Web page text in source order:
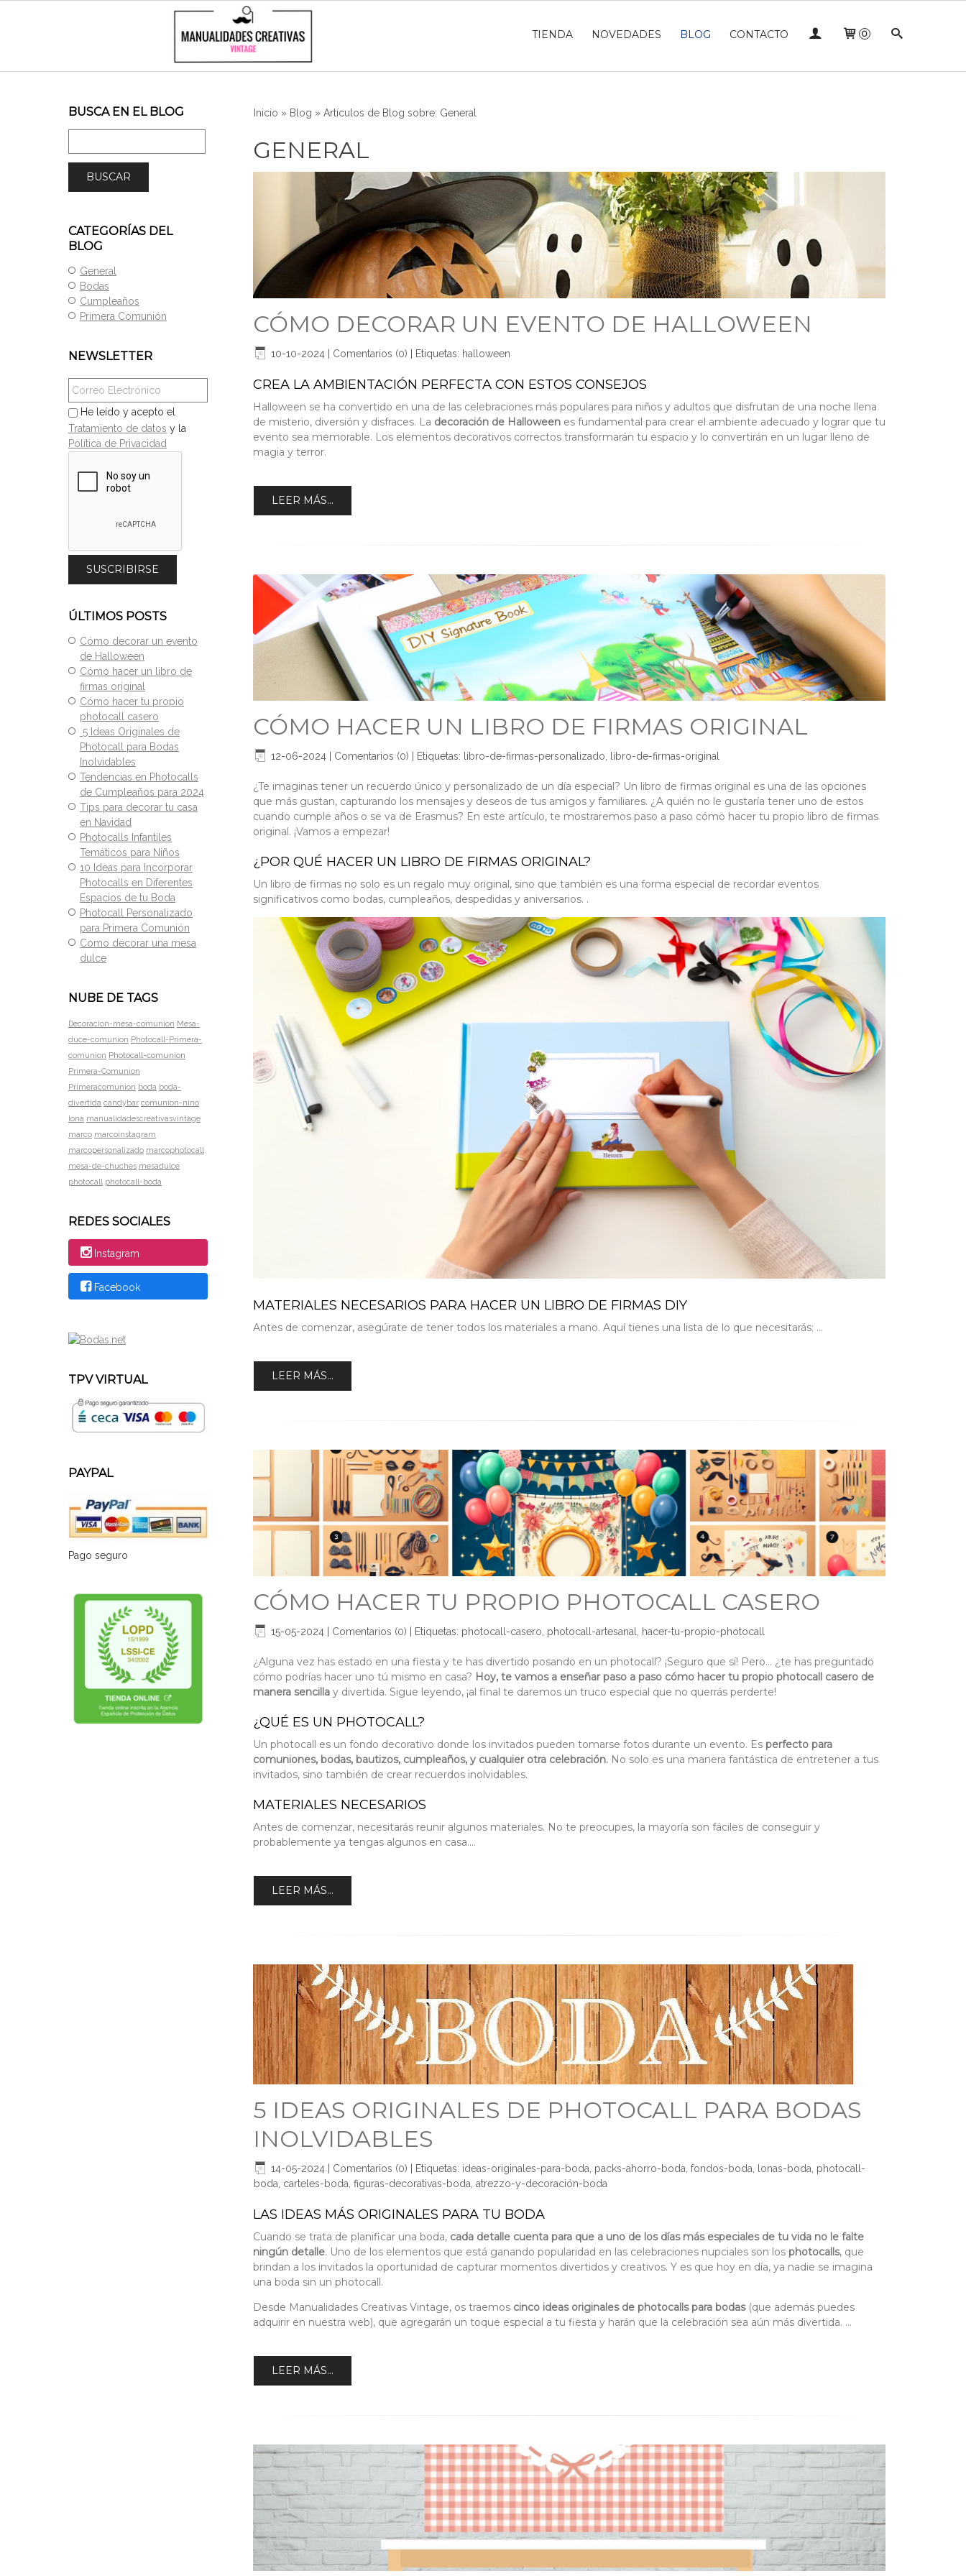
TIENDA NOVEDADES BLOG CONTACTO 0
BUSCA EN EL BLOG
CATEGORÍAS DEL
BLOG
General
Bodas
Cumpleaños
Primera Comunión
NEWSLETTER
He leído y acepto el
Tratamiento de datos y la
Política de Privacidad
ÚLTIMOS POSTS
Cómo decorar un evento
de Halloween
Cómo hacer un libro de
firmas original
Cómo hacer tu propio
photocall casero
5 Ideas Originales de
Photocall para Bodas
Inolvidables
Tendencias en Photocalls
de Cumpleaños para 2024
Tips para decorar tu casa
en Navidad
Photocalls Infantiles
Temáticos para Niños
10 Ideas para Incorporar
Photocalls en Diferentes
Espacios de tu Boda
Photocall Personalizado
para Primera Comunión
Como decorar una mesa
dulce
NUBE DE TAGS
Decoracion-mesa-comunion Mesa-
duce-comunion Photocall-Primera-
comunion Photocall-comunion
Primera-Comunion
Primeracomunion boda boda-
divertida candybar comunion-nino
lona manualidadescreativasvintage
marco marcoinstagram
marcopersonalizado marcophotocall
mesa-de-chuches mesadulce
photocall photocall-boda
REDES SOCIALES
Instagram
Facebook
TPV VIRTUAL
PAYPAL
Pago seguro
Inicio » Blog » Artículos de Blog sobre: General
GENERAL
CÓMO DECORAR UN EVENTO DE HALLOWEEN
10-10-2024 Comentarios (0) Etiquetas: halloween
CREA LA AMBIENTACIÓN PERFECTA CON ESTOS CONSEJOS
Halloween se ha convertido en una de las celebraciones más populares para niños y adultos que disfrutan de una noche llena
de misterio, diversión y disfraces. La decoración de Halloween es fundamental para crear el ambiente adecuado y lograr que tu
evento sea memorable. Los elementos decorativos correctos transformarán tu espacio y lo convertirán en un lugar lleno de
magia y terror.
LEER MÁS...
CÓMO HACER UN LIBRO DE FIRMAS ORIGINAL
12-06-2024 Comentarios (0) Etiquetas: libro-de-firmas-personalizado libro-de-firmas-original
¿Te imaginas tener un recuerdo único y personalizado de un día especial? Un libro de firmas original es una de las opciones
que más gustan, capturando los mensajes y deseos de tus amigos y familiares. ¿A quién no le gustaría tener uno de estos
cuando cumple años o se va de Erasmus? En este artículo, te mostraremos paso a paso cómo hacer tu propio libro de firmas
original. ¡Vamos a empezar!
¿POR QUÉ HACER UN LIBRO DE FIRMAS ORIGINAL?
Un libro de firmas no solo es un regalo muy original, sino que también es una forma especial de recordar eventos
significativos como bodas, cumpleaños, despedidas y aniversarios. .
MATERIALES NECESARIOS PARA HACER UN LIBRO DE FIRMAS DIY
Antes de comenzar, asegúrate de tener todos los materiales a mano. Aquí tienes una lista de lo que necesitarás: ...
LEER MÁS...
CÓMO HACER TU PROPIO PHOTOCALL CASERO
15-05-2024 Comentarios (0) Etiquetas: photocall-casero photocall-artesanal hacer-tu-propio-photocall
¿Alguna vez has estado en una fiesta y te has divertido posando en un photocall? ¡Seguro que sí! Pero... ¿te has preguntado
cómo podrías hacer uno tú mismo en casa? Hoy, te vamos a enseñar paso a paso cómo hacer tu propio photocall casero de
manera sencilla y divertida. Sigue leyendo, ¡al final te daremos un truco especial que no querrás perderte!
¿QUÉ ES UN PHOTOCALL?
Un photocall es un fondo decorativo donde los invitados pueden tomarse fotos durante un evento. Es perfecto para
comuniones, bodas, bautizos, cumpleaños, y cualquier otra celebración. No solo es una manera fantástica de entretener a tus
invitados, sino también de crear recuerdos inolvidables.
MATERIALES NECESARIOS
Antes de comenzar, necesitarás reunir algunos materiales. No te preocupes, la mayoría son fáciles de conseguir y
probablemente ya tengas algunos en casa....
LEER MÁS...
5 IDEAS ORIGINALES DE PHOTOCALL PARA BODAS
INOLVIDABLES
14-05-2024 Comentarios (0) Etiquetas: ideas-originales-para-boda packs-ahorro-boda fondos-boda lonas-boda photocall-
boda carteles-boda figuras-decorativas-boda atrezzo-y-decoración-boda
LAS IDEAS MÁS ORIGINALES PARA TU BODA
Cuando se trata de planificar una boda, cada detalle cuenta para que a uno de los días más especiales de tu vida no le falte
ningún detalle. Uno de los elementos que está ganando popularidad en las celebraciones nupciales son los photocalls, que
brindan a los invitados la oportunidad de capturar momentos divertidos y creativos. Y es que hoy en día, ya nadie se imagina
una boda sin un photocall.
Desde Manualidades Creativas Vintage, os traemos cinco ideas originales de photocalls para bodas(que además puedes
adquirir en nuestra web), que agregarán un toque especial a tu fiesta y harán que la celebración sea aún más divertida. ...
LEER MÁS...